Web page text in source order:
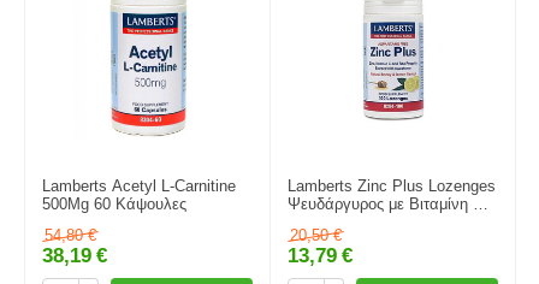
Lamberts Acetyl L-Carnitine
500Mg 60 Κάψουλες
54,80 €
38,19 €
Lamberts Zinc Plus Lozenges
Ψευδάργυρος με Βιταμίνη C
20,50 €
13,79 €